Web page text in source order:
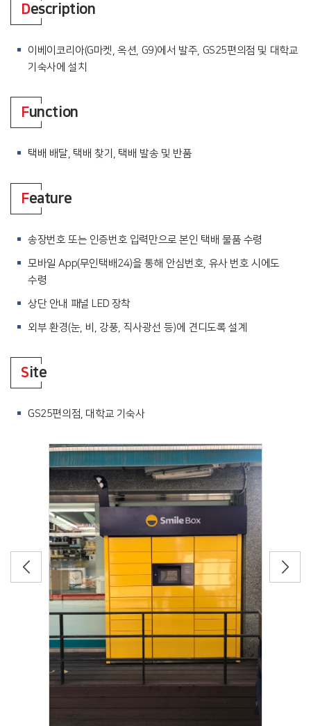
Description
이베이코리아(G마켓, 옥션, G9)에서 발주, GS25편의점 및 대학교
기숙사에 설치
Function
택배 배달, 택배 찾기, 택배 발송 및 반품
Feature
송장번호 또는 인증번호 입력만으로 본인 택배 물품 수령
모바일 App(무인택배24)을 통해 안심번호, 유사 번호 시에도
수령
상단 안내 패널 LED 장착
외부 환경(눈, 비, 강풍, 직사광선 등)에 견디도록 설계
Site
GS25편의점, 대학교 기숙사